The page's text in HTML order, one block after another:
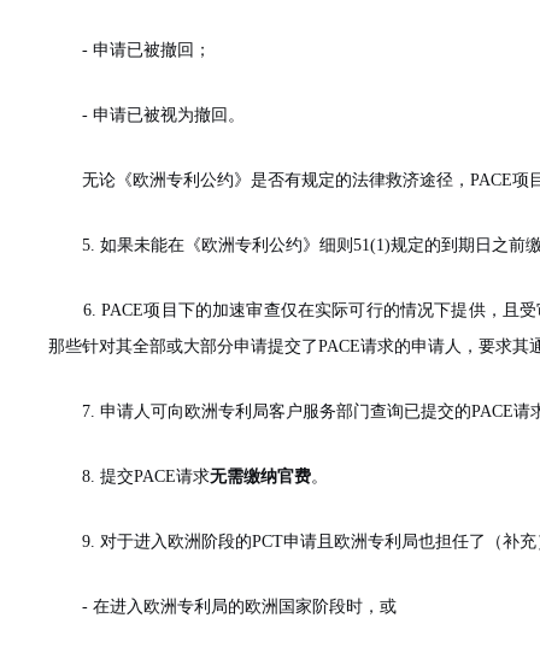
- 申请已被撤回；
- 申请已被视为撤回。
无论《欧洲专利公约》是否有规定的法律救济途径， PACE项
5. 如果未能在《欧洲专利公约》细则 51(1)规定的到期日之前
6. PACE项目下的加速审查仅在实际可行的情况下提供，且
那些针对其全部或大部分申请提交了PACE请求的申请人，要求其
7. 申请人可向欧洲专利局客户服务部门查询已提交的PACE请
8. 提交PACE请求无需缴纳官费。
9. 对于进入欧洲阶段的PCT申请且欧洲专利局也担任了（补
- 在进入欧洲专利局的欧洲国家阶段时，或